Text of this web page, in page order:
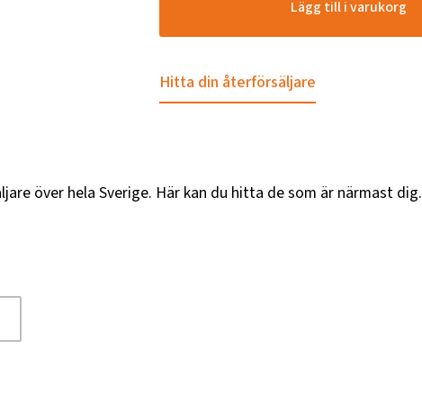
Lägg till i varukorg
Hitta din återförsäljare
över hela Sverige. Här kan du hitta de som är närmast dig.